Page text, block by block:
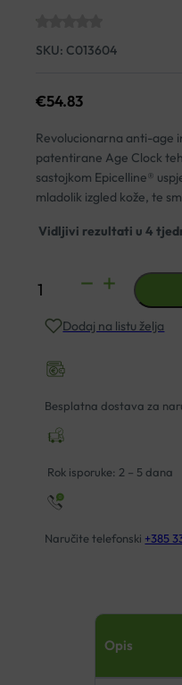
SKU: C013604
€54.83
Revolucionarna anti-age
patentirane Age Clock
sastojkom Epicelline®
mladolik izgled kože, te
Vidljivi rezultati u 4
EUCERIN
FILLER
SERUM
30ML
Dodaj na listu želja
Besplatna dostava za
Rok isporuke: 2 – 5 dana
Naručite telefonski +385
Opis